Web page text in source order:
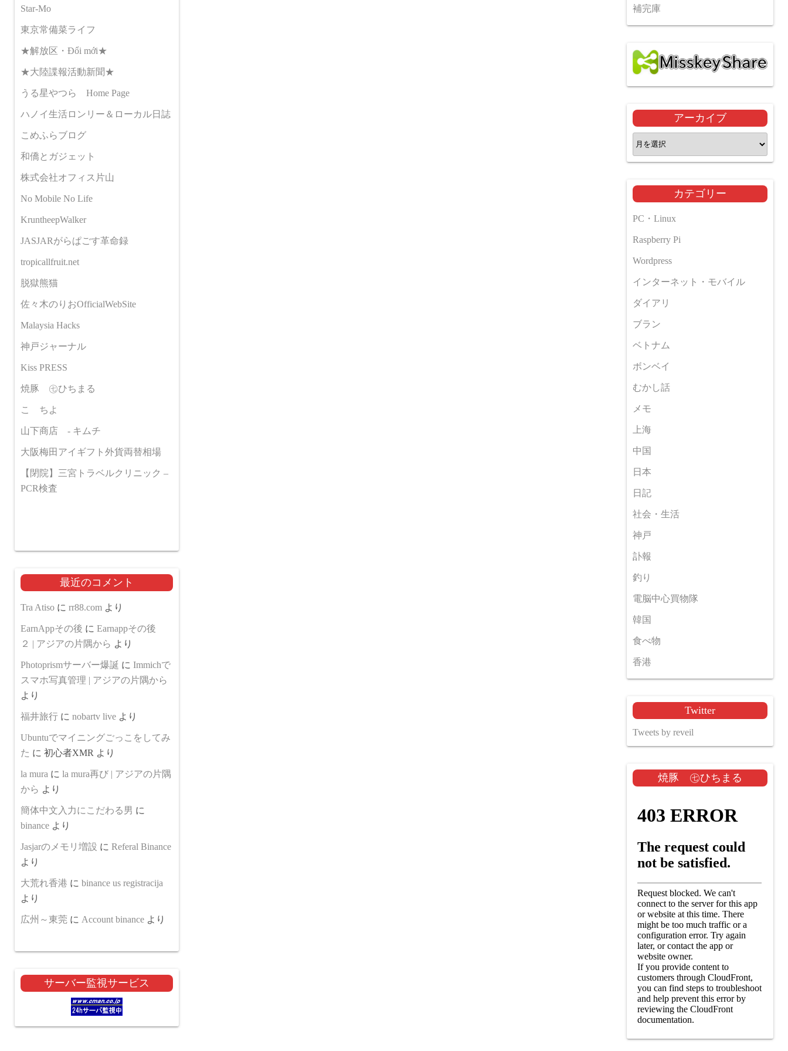
Star-Mo
東京常備菜ライフ
★解放区・Đổi mới★
★大陸諜報活動新聞★
うる星やつら Home Page
ハノイ生活ロンリー＆ローカル日誌
こめふらブログ
和僑とガジェット
株式会社オフィス片山
No Mobile No Life
KruntheepWalker
JASJARがらぱごす革命録
tropicallfruit.net
脱獄熊猫
佐々木のりおOfficialWebSite
Malaysia Hacks
神戸ジャーナル
Kiss PRESS
焼豚 ㊆ひちまる
こゝちよ
山下商店 - キムチ
大阪梅田アイギフト外貨両替相場
【閉院】三宮トラベルクリニック –
PCR検査
最近のコメント
Tra Atiso に rr88.com より
EarnAppその後 に Earnappその後
２ | アジアの片隅から より
Photoprismサーバー爆誕 に Immichで
スマホ写真管理 | アジアの片隅から
より
福井旅行 に nobartv live より
Ubuntuでマイニングごっこをしてみ
た に 初心者XMR より
la mura に la mura再び | アジアの片隅
から より
簡体中文入力にこだわる男 に
binance より
Jasjarのメモリ増設 に Referal Binance
より
大荒れ香港 に binance us registracija
より
広州～東莞 に Account binance より
サーバー監視サービス
補完庫
アーカイブ
ア
ー
イ
ブ
カテゴリー
PC・Linux
Raspberry Pi
Wordpress
インターネット・モバイル
ダイアリ
ブラン
ベトナム
ボンベイ
むかし話
メモ
上海
中国
日本
日記
社会・生活
神戸
訃報
釣り
電脳中心買物隊
韓国
食べ物
香港
Twitter
Tweets by reveil
焼豚 ㊆ひちまる